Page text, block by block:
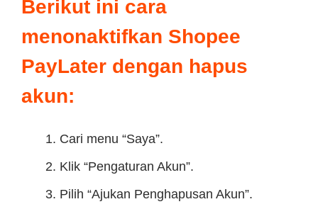
Berikut ini cara
menonaktifkan Shopee
PayLater dengan hapus
akun:
Cari menu “Saya”.
Klik “Pengaturan Akun”.
Pilih “Ajukan Penghapusan Akun”.